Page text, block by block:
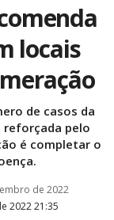
locais
de casos da
reforçada pelo
é completar o
2022 21:35
de 2022